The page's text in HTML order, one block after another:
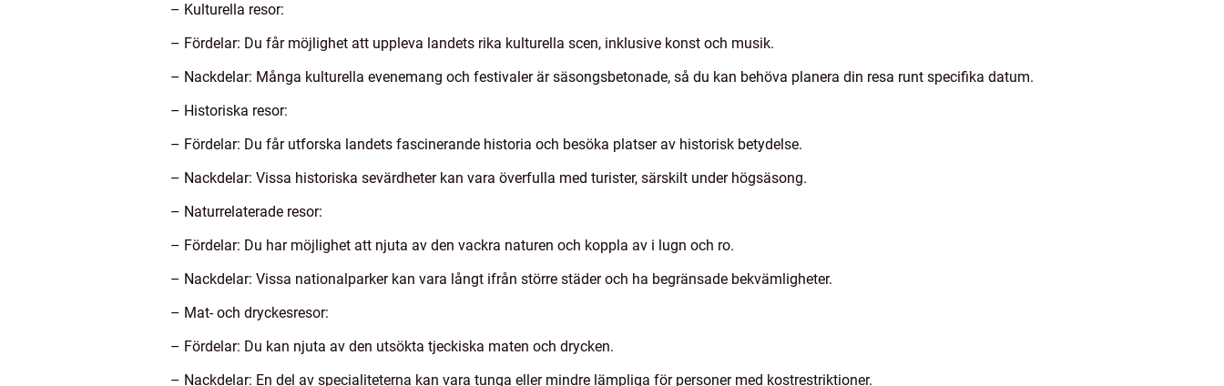
– Kulturella resor:
– Fördelar: Du får möjlighet att uppleva landets rika kulturella scen, inklusive konst och musik.
– Nackdelar: Många kulturella evenemang och festivaler är säsongsbetonade, så du kan behöva planera din resa runt specifika datum.
– Historiska resor:
– Fördelar: Du får utforska landets fascinerande historia och besöka platser av historisk betydelse.
– Nackdelar: Vissa historiska sevärdheter kan vara överfulla med turister, särskilt under högsäsong.
– Naturrelaterade resor:
– Fördelar: Du har möjlighet att njuta av den vackra naturen och koppla av i lugn och ro.
– Nackdelar: Vissa nationalparker kan vara långt ifrån större städer och ha begränsade bekvämligheter.
– Mat- och dryckesresor:
– Fördelar: Du kan njuta av den utsökta tjeckiska maten och drycken.
– Nackdelar: En del av specialiteterna kan vara tunga eller mindre lämpliga för personer med kostrestriktioner.